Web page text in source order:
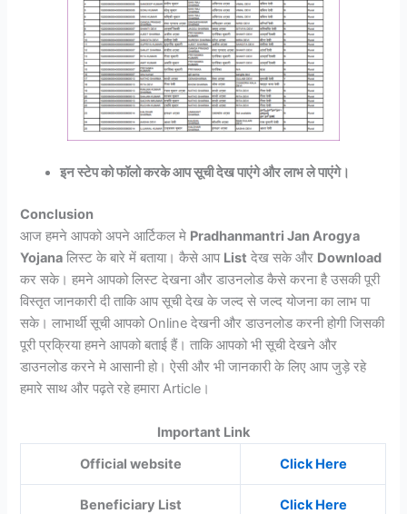
इन स्टेप को फॉलो करके आप सूची देख पाएंगे और लाभ ले पाएंगे।
Conclusion
आज हमने आपको अपने आर्टिकल मे Pradhanmantri Jan Arogya
Yojana लिस्ट के बारे में बताया। कैसे आप List देख सके और Download
कर सके। हमने आपको लिस्ट देखना और डाउनलोड कैसे करना है उसकी पूरी
विस्तृत जानकारी दी ताकि आप सूची देख के जल्द से जल्द योजना का लाभ पा
सके। लाभार्थी सूची आपको Online देखनी और डाउनलोड करनी होगी जिसकी
पूरी प्रक्रिया हमने आपको बताई हैं। ताकि आपको भी सूची देखने और
डाउनलोड करने मे आसानी हो। ऐसी और भी जानकारी के लिए आप जुड़े रहे
हमारे साथ और पढ़ते रहे हमारा Article।
Important Link
Official website
Click Here
Beneficiary List Click Here